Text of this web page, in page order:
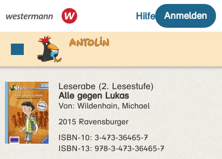
Leserabe (2. Lesestufe)
Alle gegen Lukas
Von: Wildenhain, Michael
2015 Ravensburger
ISBN‑10: 3-473-36465-7
ISBN‑13: 978-3-473-36465-7